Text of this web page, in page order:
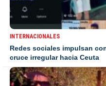
INTERNACIONALES
Redes sociales impulsan
cruce irregular hacia Ceuta